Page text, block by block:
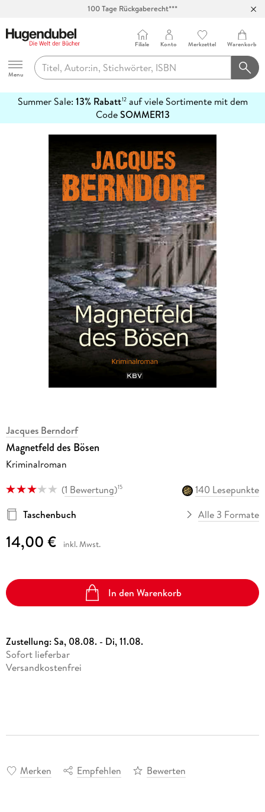
100 Tage Rückgaberecht***
Hugendubel
Menu
Filiale Konto Merkzettel Warenkorb
Summer Sale: 13% Rabatt12auf viele Sortimente mit dem
CodeSOMMER13
erfahren
Jacques Berndorf
Magnetfeld des Bösen
Kriminalroman
(1 Bewertung)15
140 Lesepunkte
Taschenbuch
Alle 3 Formate
14,00 € inkl. Mwst.
In den Warenkorb
Zustellung:Sa, 08.08. - Di, 11.08.
Sofort lieferbar
Versandkostenfrei
Merken Empfehlen Bewerten